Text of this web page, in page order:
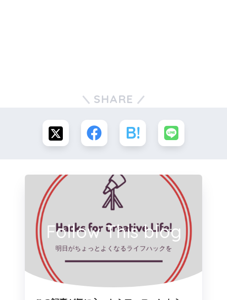
SHARE
Follow This blog